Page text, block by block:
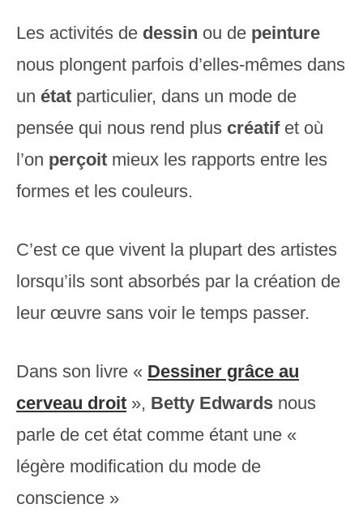
Les activités de dessin ou de peinture
nous plongent parfois d’elles-mêmes dans
un état particulier, dans un mode de
pensée qui nous rend plus créatifet où
l’on perçoit mieux les rapports entre les
formes et les couleurs.
C’est ce que vivent la plupart des artistes
lorsqu’ils sont absorbés par la création de
leur œuvre sans voir le temps passer.
Dans son livre « Dessiner grâce au
cerveau droit », Betty Edwards nous
parle de cet état comme étant une «
légère modification du mode de
conscience »